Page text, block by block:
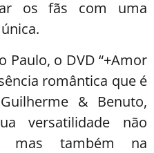
os fãs com uma
Paulo, o DVD “+Amor
romântica que é
& Benuto,
versatilidade não
mas também na